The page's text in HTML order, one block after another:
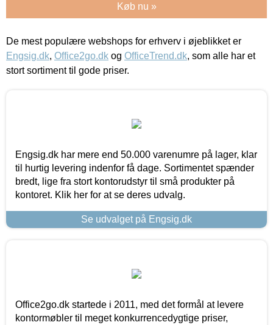
Køb nu »
De mest populære webshops for erhverv i øjeblikket er
Engsig.dk, Office2go.dk og OfficeTrend.dk, som alle har et
stort sortiment til gode priser.
Engsig.dk har mere end 50.000 varenumre på lager, klar
til hurtig levering indenfor få dage. Sortimentet spænder
bredt, lige fra stort kontorudstyr til små produkter på
kontoret. Klik her for at se deres udvalg.
Se udvalget på Engsig.dk
Office2go.dk startede i 2011, med det formål at levere
kontormøbler til meget konkurrencedygtige priser,